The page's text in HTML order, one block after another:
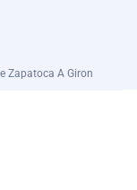
Zapatoca A Giron